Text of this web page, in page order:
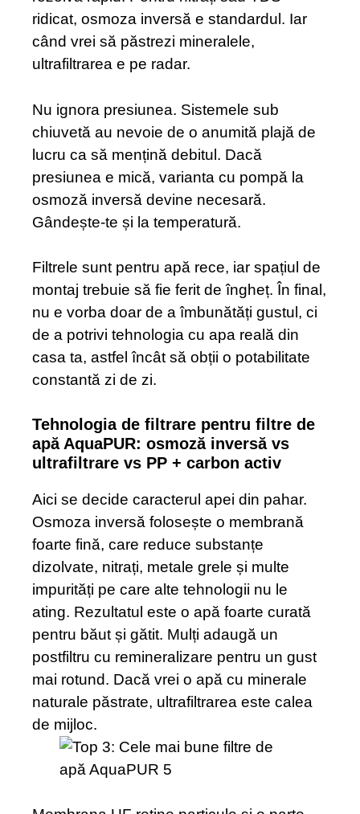
ridicat, osmoza inversă e standardul. Iar
când vrei să păstrezi mineralele,
ultrafiltrarea e pe radar.
Nu ignora presiunea. Sistemele sub
chiuvetă au nevoie de o anumită plajă de
lucru ca să mențină debitul. Dacă
presiunea e mică, varianta cu pompă la
osmoză inversă devine necesară.
Gândește-te și la temperatură.
Filtrele sunt pentru apă rece, iar spațiul de
montaj trebuie să fie ferit de îngheț. În final,
nu e vorba doar de a îmbunătăți gustul, ci
de a potrivi tehnologia cu apa reală din
casa ta, astfel încât să obții o potabilitate
constantă zi de zi.
Tehnologia de filtrare pentru filtre de
apă AquaPUR: osmoză inversă vs
ultrafiltrare vs PP + carbon activ
Aici se decide caracterul apei din pahar.
Osmoza inversă folosește o membrană
foarte fină, care reduce substanțe
dizolvate, nitrați, metale grele și multe
impurități pe care alte tehnologii nu le
ating. Rezultatul este o apă foarte curată
pentru băut și gătit. Mulți adaugă un
postfiltru cu remineralizare pentru un gust
mai rotund. Dacă vrei o apă cu minerale
naturale păstrate, ultrafiltrarea este calea
de mijloc.